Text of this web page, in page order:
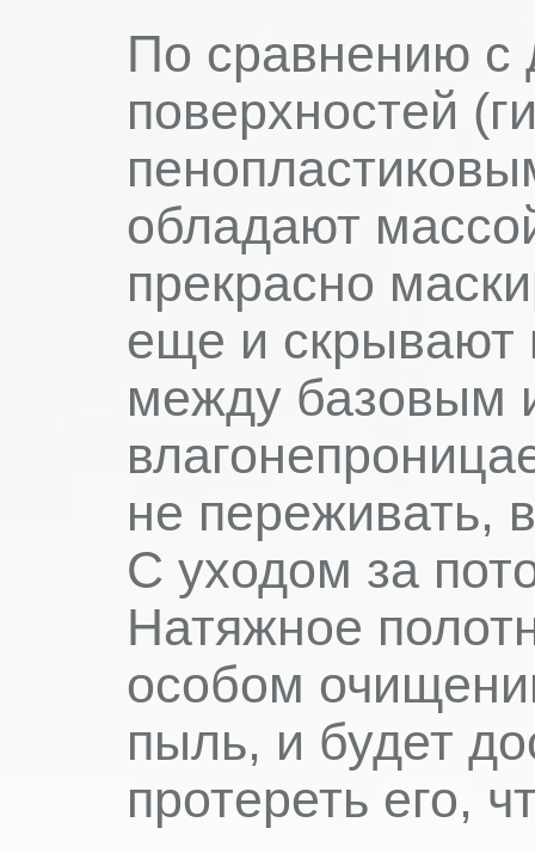
По сравнению с
поверхностей
обладают
прекрасно
еще и скрывают
между базовым
не переживать,
С уходом за
Натяжное
особом
пыль, и будет
протереть его,